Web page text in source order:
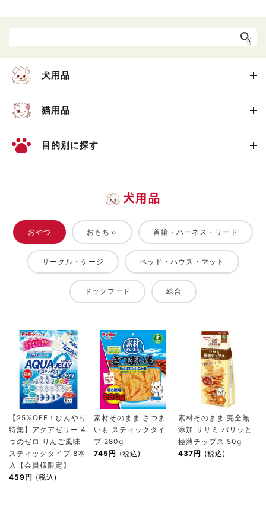
犬用品
猫用品
目的別に探す
犬用品
おやつ おもちゃ 首輪・ハーネス・リード
サークル・ケージ ベッド・ハウス・マット
ドッグフード 総合
【25%OFF！ひんやり
特集】アクアゼリー 4
つのゼロ りんご風味
スティックタイプ 8本
入【会員様限定】
459円 (税込)
素材そのまま さつま
いも スティックタイ
プ 280g
745円 (税込)
素材そのまま 完全無
添加 ササミ パリッと
極薄チップス 50g
437円 (税込)